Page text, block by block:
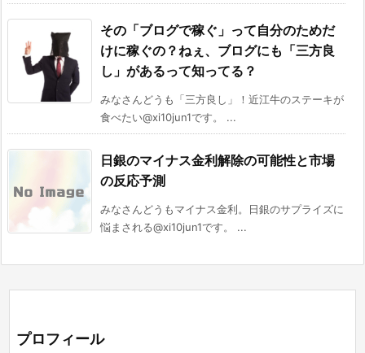
その「ブログで稼ぐ」って自分のためだ
けに稼ぐの？ねぇ、ブログにも「三方良
し」があるって知ってる？
みなさんどうも「三方良し」！近江牛のステーキが
食べたい@xi10jun1です。 ...
日銀のマイナス金利解除の可能性と市場
の反応予測
みなさんどうもマイナス金利。日銀のサプライズに
悩まされる@xi10jun1です。 ...
プロフィール